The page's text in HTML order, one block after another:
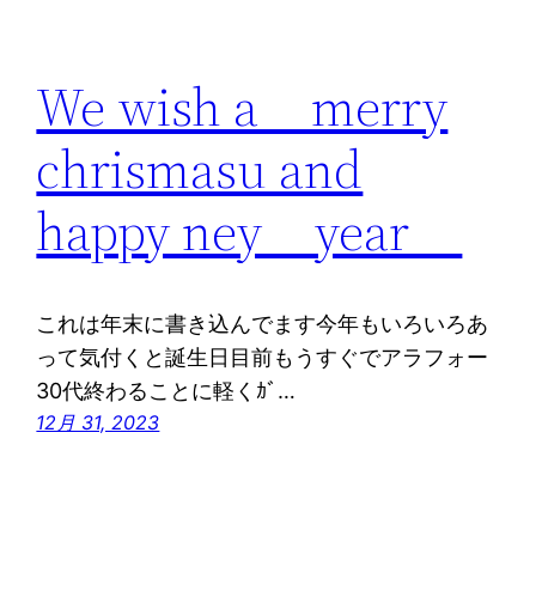
We wish a merry
chrismasu and
happy ney year
これは年末に書き込んでます今年もいろいろあ
って気付くと誕生日目前もうすぐでアラフォー
30代終わることに軽くｶﾞ…
12月 31, 2023